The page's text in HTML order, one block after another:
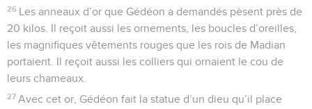
26 Les anneaux d’or que Gédéon a demandés pèsent près de
20 kilos. Il reçoit aussi les ornements, les boucles d’oreilles,
les magnifiques vêtements rouges que les rois de Madian
portaient. Il reçoit aussi les colliers qui ornaient le cou de
leurs chameaux.
27 Avec cet or, Gédéon fait la statue d’un dieu qu’il place